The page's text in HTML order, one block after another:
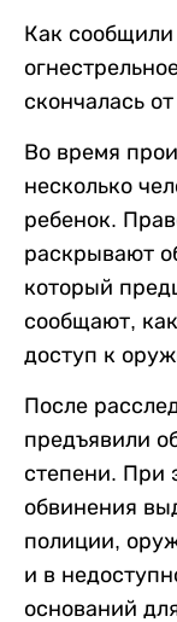
Как сообщили
скончалась
Во время
несколько
ребенок.
раскрывают
который
сообщают,
доступ к
После
предъявили
степени. При
обвинения
полиции,
и в
оснований